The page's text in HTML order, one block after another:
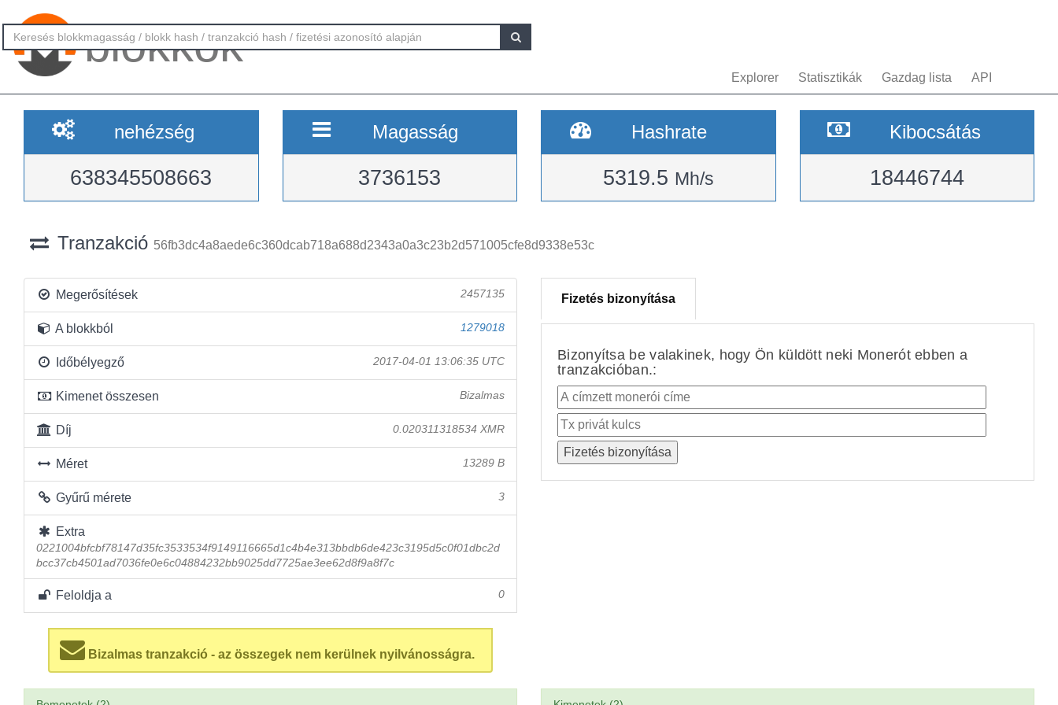
blokkok
Explorer Statisztikák Gazdag lista API
nehézség
638345508663
Magasság
3736153
Hashrate
5319.5 Mh/s
Kibocsátás
18446744
Tranzakció 56fb3dc4a8aede6c360dcab718a688d2343a0a3c23b2d571005cfe8d9338e53c
Megerősítések 2457135
A blokkból 1279018
Időbélyegző 2017-04-01 13:06:35 UTC
Kimenet összesen Bizalmas
Díj 0.020311318534 XMR
Méret 13289 B
Gyűrű mérete 3
Extra
0221004bfcbf78147d35fc3533534f9149116665d1c4b4e313bbdb6de423c3195d5c0f01dbc2d
bcc37cb4501ad7036fe0e6c04884232bb9025dd7725ae3ee62d8f9a8f7c
Feloldja a 0
Bizalmas tranzakció - az összegek nem kerülnek nyilvánosságra.
Fizetés bizonyítása
Bizonyítsa be valakinek, hogy Ön küldött neki Monerót ebben a
tranzakcióban.: